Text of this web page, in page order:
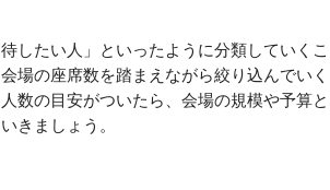
したい人」といったように分類していくこ
場の座席数を踏まえながら絞り込んでいく
数の目安がついたら、会場の規模や予算と
きましょう。